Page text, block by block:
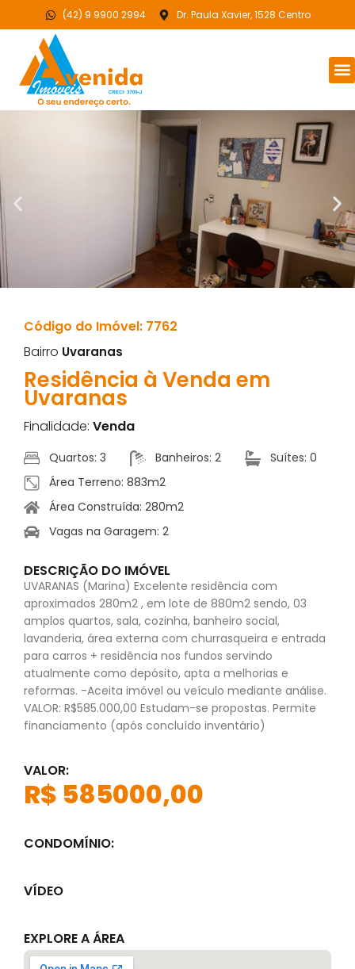
(42) 9 9900 2994 Dr. Paula Xavier, 1528 Centro
Código do Imóvel: 7762
Bairro Uvaranas
Residência à Venda em
Uvaranas
Finalidade: Venda
Quartos: 3 Banheiros: 2
Suítes: 0
Área Terreno: 883m2
Área Construída: 280m2
Vagas na Garagem: 2
DESCRIÇÃO DO IMÓVEL
UVARANAS (Marina) Excelente residência com
aproximados 280m2 , em lote de 880m2 sendo, 03
amplos quartos, sala, cozinha, banheiro social,
lavanderia, área externa com churrasqueira e entrada
para carros + residência nos fundos servindo
atualmente como depósito, apta a melhorias e
reformas. -Aceita imóvel ou veículo mediante análise.
VALOR: R$585.000,00 Estudam-se propostas. Permite
financiamento (após concluído inventário)
VALOR:
R$ 585000,00
CONDOMÍNIO:
VÍDEO
EXPLORE A ÁREA